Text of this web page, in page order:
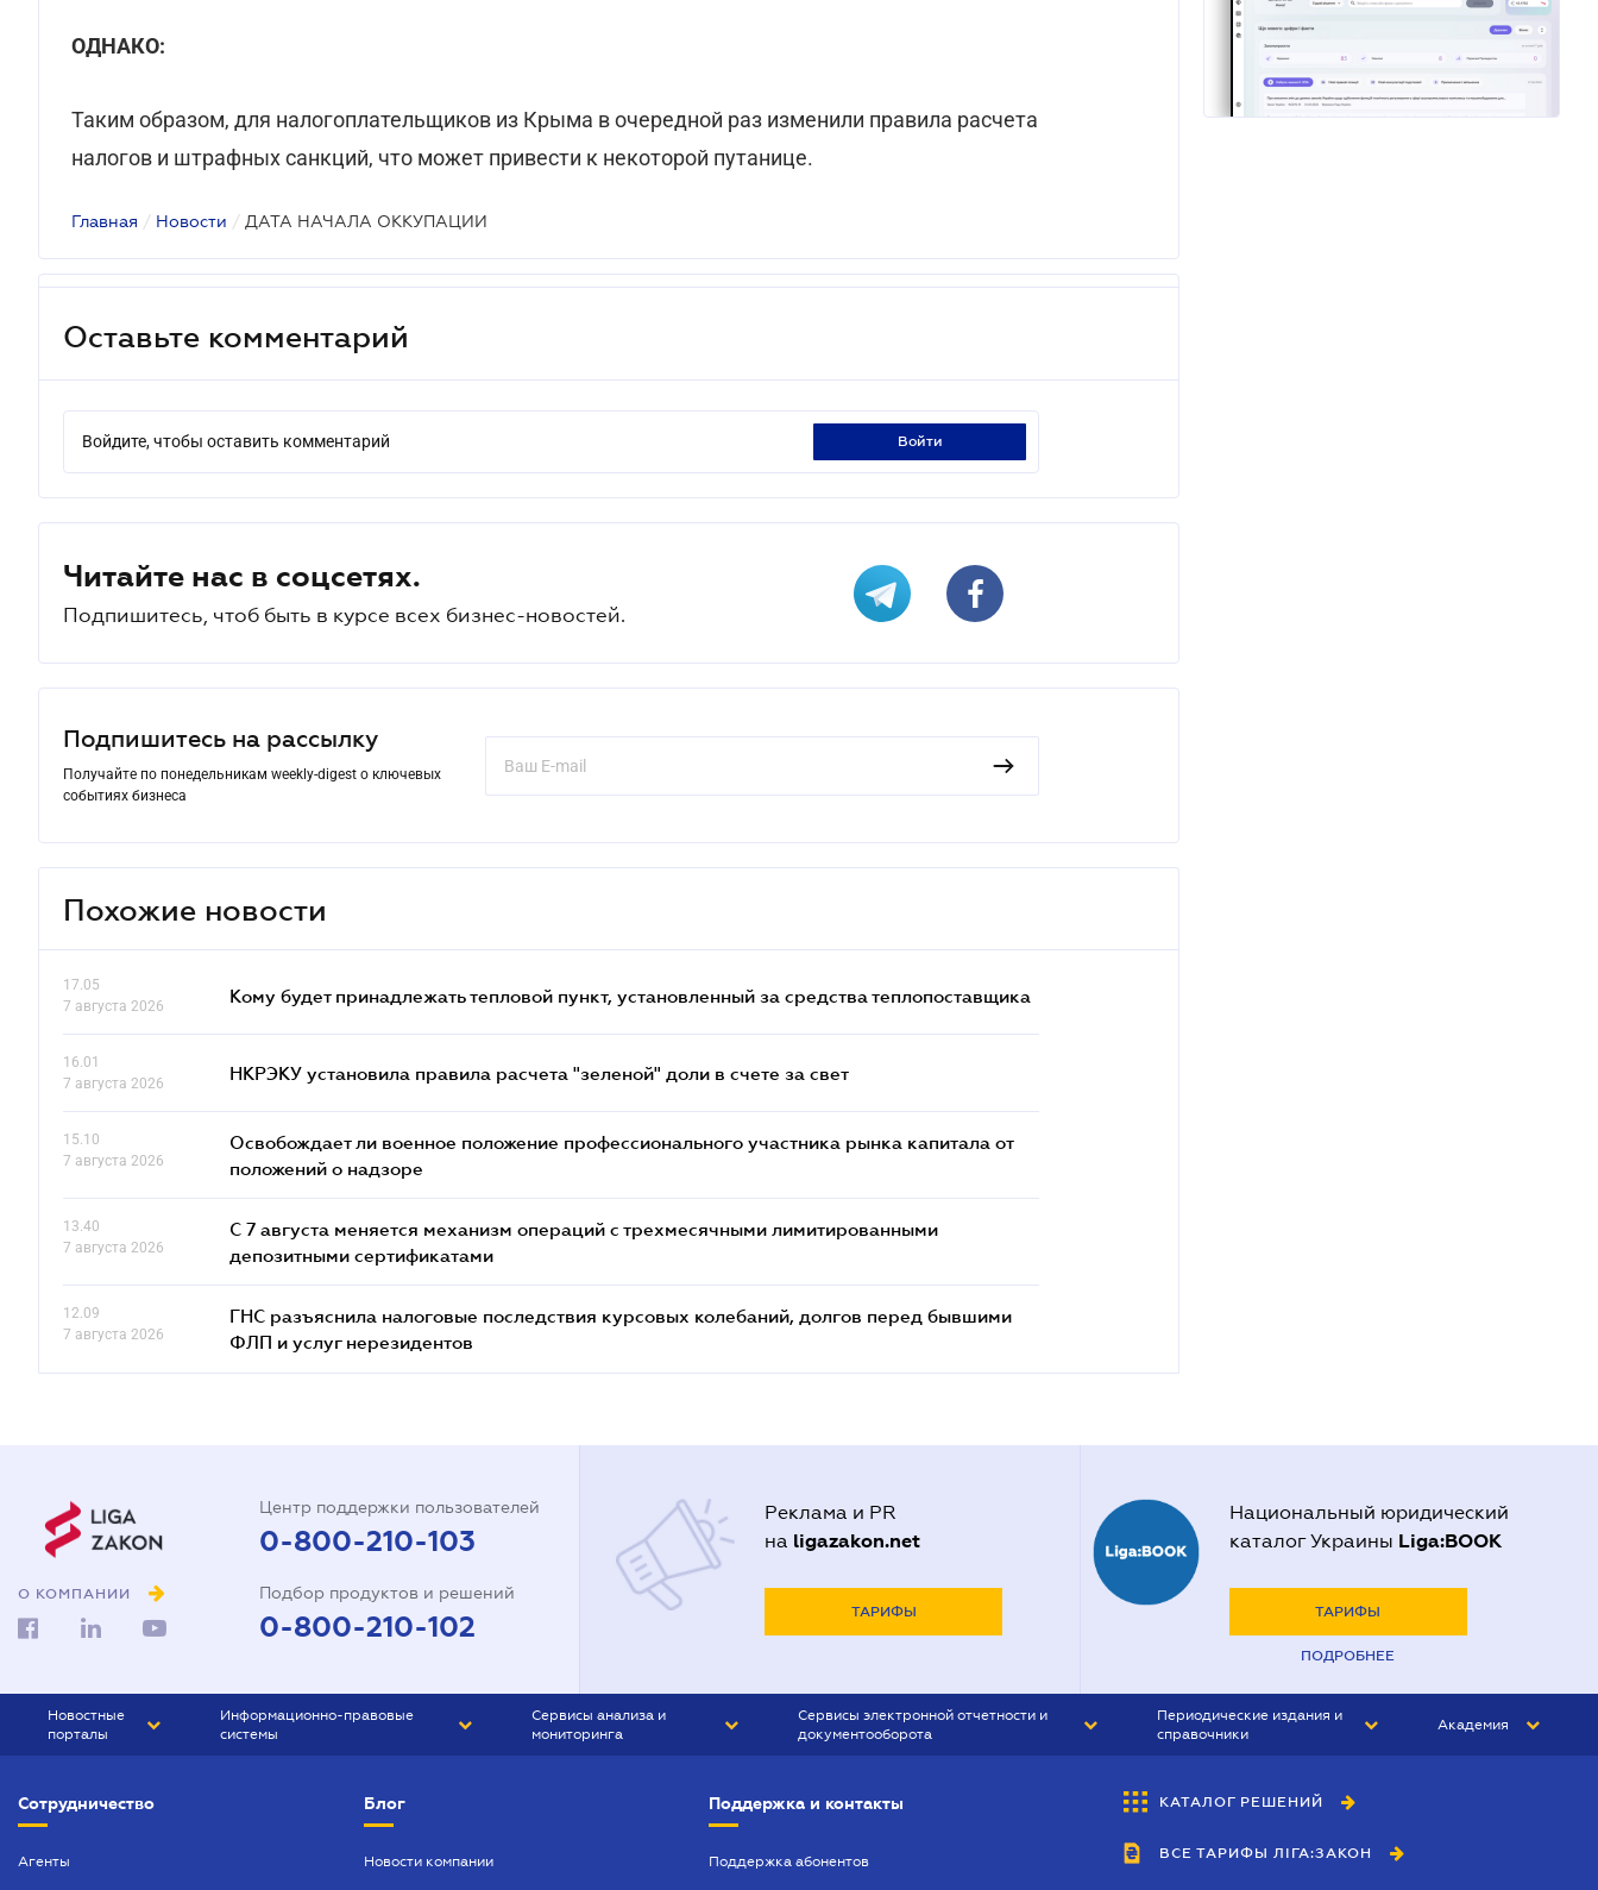
ОДНАКО:
Таким образом, для налогоплательщиков из Крыма в очередной раз изменили правила расчета
налогов и штрафных санкций, что может привести к некоторой путанице.
Главная / Новости / ДАТА НАЧАЛА ОККУПАЦИИ
Оставьте комментарий
Войдите, чтобы оставить комментарий войти
Читайте нас в соцсетях.
Подпишитесь, чтоб быть в курсе всех бизнес-новостей.
Подпишитесь на рассылку
Получайте по понедельникам weekly-digest о ключевых
событиях бизнеса
Похожие новости
17.05
7 августа 2026
Кому будет принадлежать тепловой пункт, установленный за средства теплопоставщика
16.01
7 августа 2026
НКРЭКУ установила правила расчета "зеленой" доли в счете за свет
15.10
7 августа 2026
Освобождает ли военное положение профессионального участника рынка капитала от
положений о надзоре
13.40
7 августа 2026
С 7 августа меняется механизм операций с трехмесячными лимитированными
депозитными сертификатами
12.09
7 августа 2026
ГНС разъяснила налоговые последствия курсовых колебаний, долгов перед бывшими
ФЛП и услуг нерезидентов
О КОМПАНИИ
Центр поддержки пользователей
0-800-210-103
Подбор продуктов и решений
0-800-210-102
Реклама и PR
на ligazakon.net
ТАРИФЫ
Национальный юридический
каталог Украины Liga:BOOK
ТАРИФЫ
ПОДРОБНЕЕ
Новостные
порталы
БИЗНЕС
Информационно-правовые
системы
Сервисы анализа и
мониторинга
Сервисы электронной отчетности и
документооборота
Периодические издания и
справочники
БУХГАЛТЕР&ЗАКОН
ВЕСТНИК МСФО
Академия
Сотрудничество
Агенты
Блог
Новости компании
Поддержка и контакты
Поддержка абонентов
КАТАЛОГ РЕШЕНИЙ
ВСЕ ТАРИФЫ ЛІГА:ЗАКОН